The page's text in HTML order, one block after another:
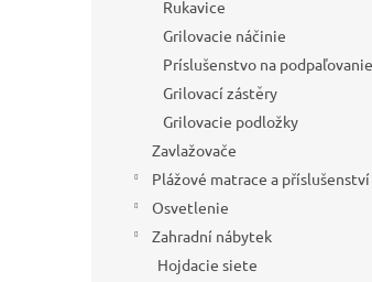
Rukavice
Grilovacie náčinie
Príslušenstvo na podpaľovanie
Grilovací zástěry
Grilovacie podložky
Zavlažovače
Plážové matrace a příslušenství
Osvetlenie
Zahradní nábytek
Hojdacie siete